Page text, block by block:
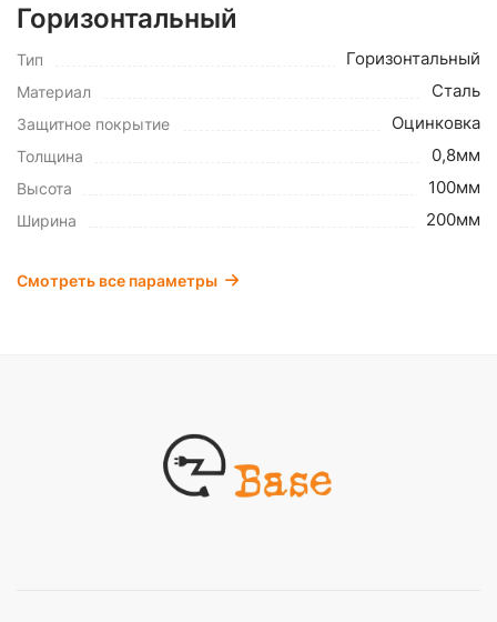
Горизонтальный
Тип Горизонтальный
Материал Сталь
Защитное покрытие Оцинковка
Толщина 0,8мм
Высота 100мм
Ширина 200мм
Смотреть все параметры